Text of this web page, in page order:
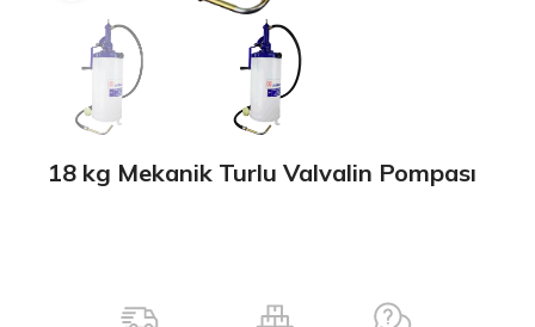
18 kg Mekanik Turlu Valvalin Pompası